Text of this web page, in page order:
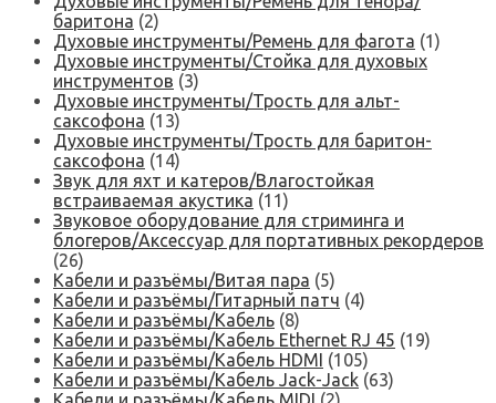
баритона (2)
Духовые инструменты/Ремень для фагота (1)
Духовые инструменты/Стойка для духовых
инструментов (3)
Духовые инструменты/Трость для альт-
саксофона (13)
Духовые инструменты/Трость для баритон-
саксофона (14)
Звук для яхт и катеров/Влагостойкая
встраиваемая акустика (11)
Звуковое оборудование для стриминга и
блогеров/Аксессуар для портативных рекордеров
(26)
Кабели и разъёмы/Витая пара (5)
Кабели и разъёмы/Гитарный патч (4)
Кабели и разъёмы/Кабель (8)
Кабели и разъёмы/Кабель Ethernet RJ 45 (19)
Кабели и разъёмы/Кабель HDMI (105)
Кабели и разъёмы/Кабель Jack-Jack (63)